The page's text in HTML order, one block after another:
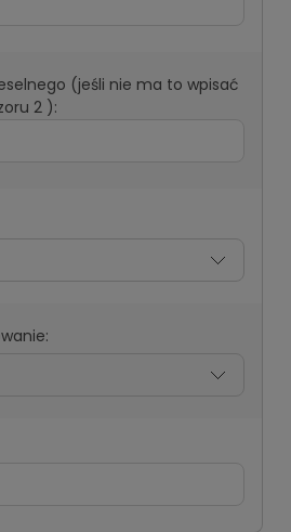
(jeśli nie ma to wpisać
2 ):